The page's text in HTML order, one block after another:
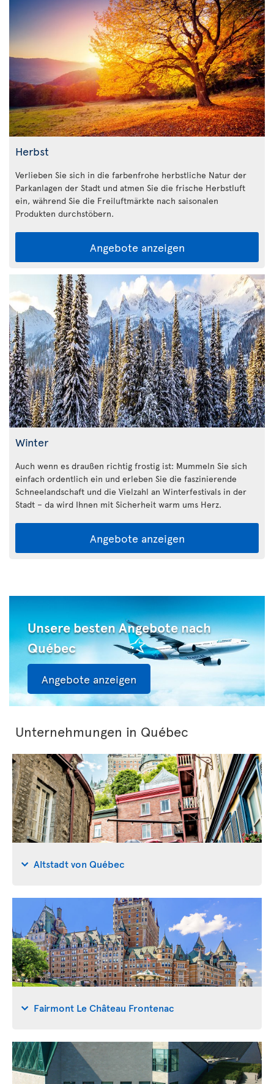
Herbst
Verlieben Sie sich in die farbenfrohe herbstliche Natur der
Parkanlagen der Stadt und atmen Sie die frische Herbstluft
ein, während Sie die Freiluftmärkte nach saisonalen
Produkten durchstöbern.
Angebote anzeigen
Winter
Auch wenn es draußen richtig frostig ist: Mummeln Sie sich
einfach ordentlich ein und erleben Sie die faszinierende
Schneelandschaft und die Vielzahl an Winterfestivals in der
Stadt – da wird Ihnen mit Sicherheit warm ums Herz.
Angebote anzeigen
Unsere besten Angebote nach
Québec
Angebote anzeigen
Unternehmungen in Québec
Altstadt von Québec
Fairmont Le Château Frontenac